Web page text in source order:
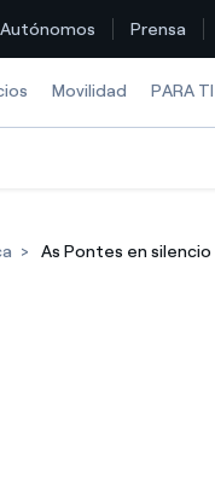
Prensa
Movilidad PARA TI
¿Cómo
¿Cómo
As Pontes en silencio